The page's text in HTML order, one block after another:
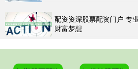
配资资深股票配资门户 专
财富梦想